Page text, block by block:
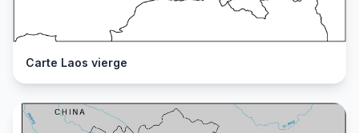
Carte Laos vierge